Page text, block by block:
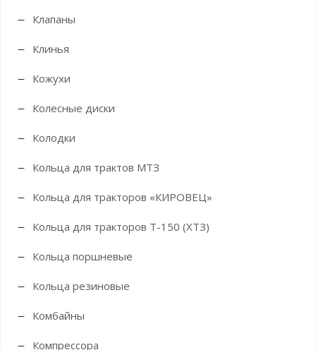
Клапаны
Клинья
Кожухи
Колесные диски
Колодки
Кольца для трактов МТЗ
Кольца для тракторов «КИРОВЕЦ»
Кольца для тракторов Т-150 (ХТЗ)
Кольца поршневые
Кольца резиновые
Комбайны
Компрессора